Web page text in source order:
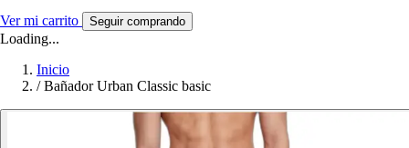
Ver mi carrito Seguir comprando
Loading...
Inicio
/ Bañador Urban Classic basic